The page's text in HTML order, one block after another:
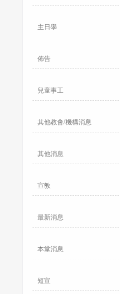
主日學
佈告
兒童事工
其他教會/機構消息
其他消息
宣教
最新消息
本堂消息
短宣